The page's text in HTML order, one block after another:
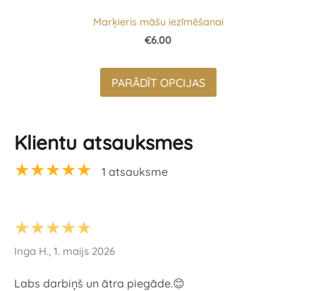
Marķieris māšu iezīmēšanai
€6.00
PARĀDĪT OPCIJAS
Klientu atsauksmes
★★★★★ 1 atsauksme
★★★★★
Inga H., 1. maijs 2026
Labs darbiņš un ātra piegāde.😊